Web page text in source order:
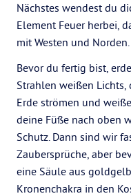
Nächstes wendest du
Element Feuer herbei,
mit Westen und Norden.
Bevor du fertig bist,
Strahlen weißen
Erde strömen und
deine Füße nach oben
Schutz. Dann sind wir
Zaubersprüche, aber
eine Säule aus
Kronenchakra in den